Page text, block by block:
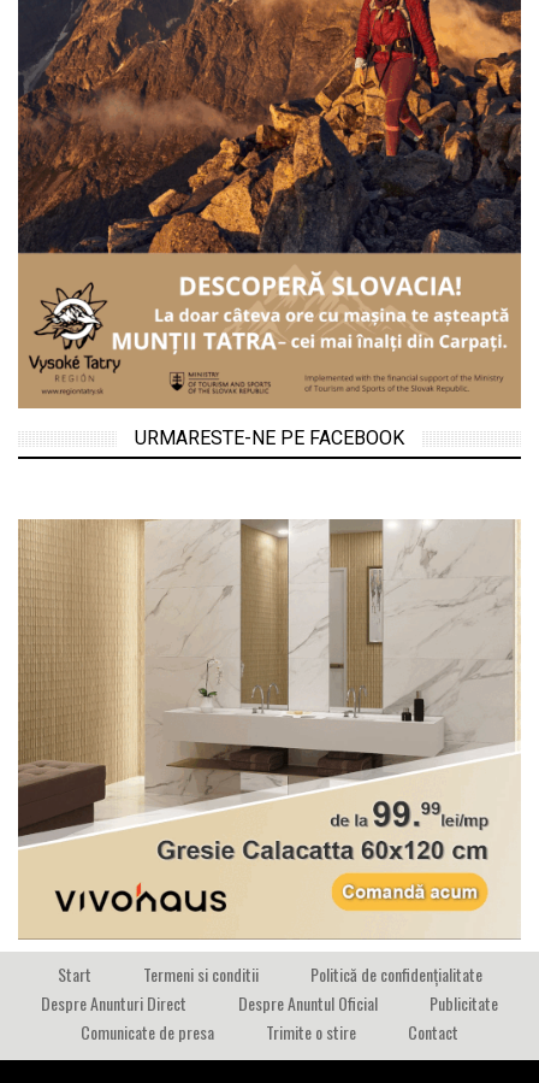
URMARESTE-NE PE FACEBOOK
Start Termeni si conditii
Politică de confidențialitate
Despre Anunturi Direct
Despre Anuntul Oficial
Publicitate
Comunicate de presa
Trimite o stire Contact